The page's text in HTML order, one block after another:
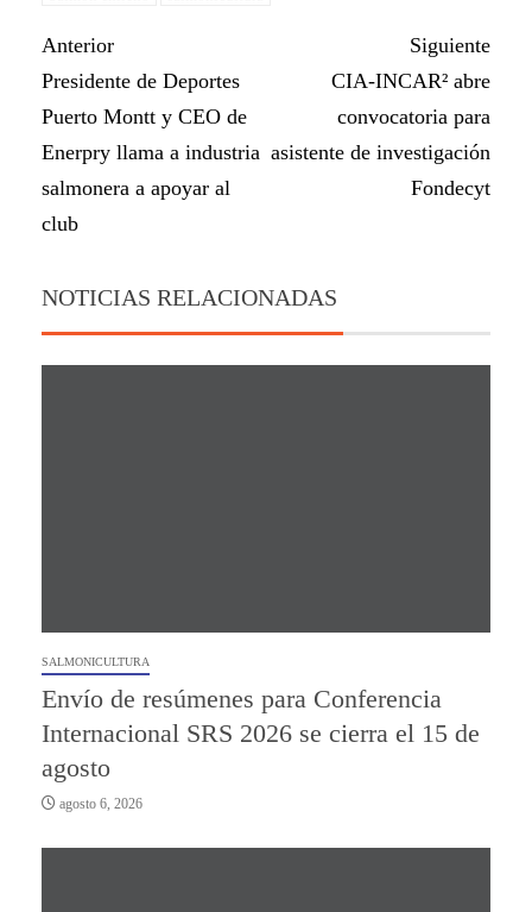
Anterior
Presidente de Deportes
Puerto Montt y CEO de
Enerpry llama a industria
salmonera a apoyar al
club
Siguiente
CIA-INCAR² abre
convocatoria para
asistente de investigación
Fondecyt
NOTICIAS RELACIONADAS
SALMONICULTURA
Envío de resúmenes para Conferencia
Internacional SRS 2026 se cierra el 15 de
agosto
agosto 6, 2026